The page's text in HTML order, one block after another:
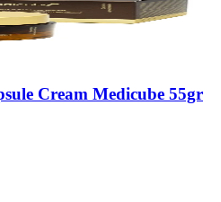
Cream Medicube 55gr